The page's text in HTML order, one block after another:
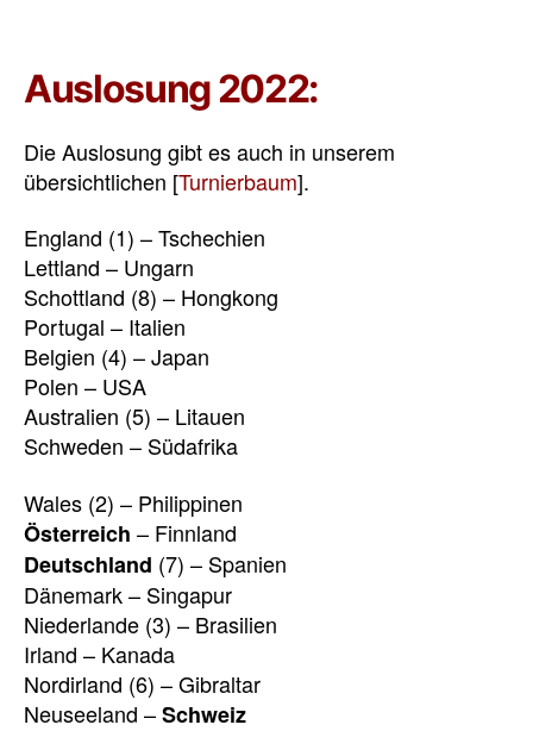
Auslosung 2022:
Die Auslosung gibt es auch in unserem
übersichtlichen [Turnierbaum].
England (1) – Tschechien
Lettland – Ungarn
Schottland (8) – Hongkong
Portugal – Italien
Belgien (4) – Japan
Polen – USA
Australien (5) – Litauen
Schweden – Südafrika
Wales (2) – Philippinen
Österreich – Finnland
Deutschland (7) – Spanien
Dänemark – Singapur
Niederlande (3) – Brasilien
Irland – Kanada
Nordirland (6) – Gibraltar
Neuseeland –Schweiz